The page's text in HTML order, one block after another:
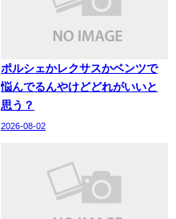
ポルシェかレクサスかベンツで
悩んでるんやけどどれがいいと
思う？
2026-08-02